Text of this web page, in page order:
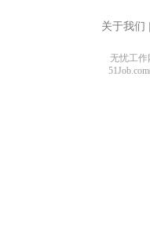
关于我们
无忧工作